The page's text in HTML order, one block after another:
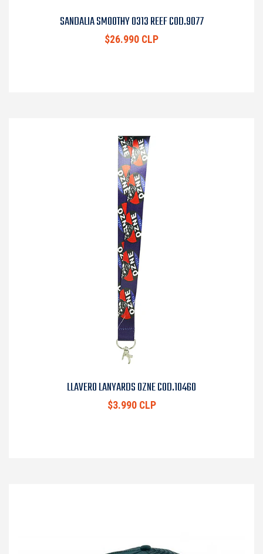
SANDALIA SMOOTHY 0313 REEF COD.9077
$26.990 CLP
LLAVERO LANYARDS OZNE COD.10460
$3.990 CLP